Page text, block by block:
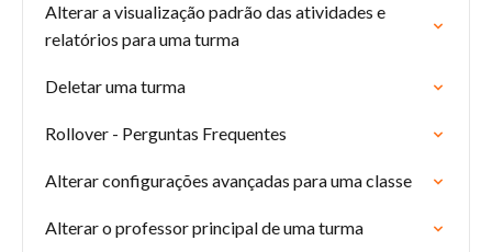
Alterar a visualização padrão das atividades e
relatórios para uma turma
Deletar uma turma
Rollover - Perguntas Frequentes
Alterar configurações avançadas para uma classe
Alterar o professor principal de uma turma